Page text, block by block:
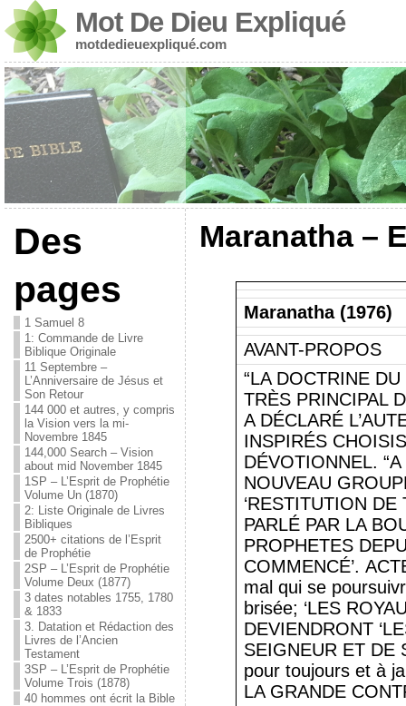
Mot De Dieu Expliqué
motdedieuexpliqué.com
Des
pages
1 Samuel 8
1: Commande de Livre
Biblique Originale
11 Septembre –
L’Anniversaire de Jésus et
Son Retour
144 000 et autres, y compris
la Vision vers la mi-
Novembre 1845
144,000 Search – Vision
about mid November 1845
1SP – L’Esprit de Prophétie
Volume Un (1870)
2: Liste Originale de Livres
Bibliques
2500+ citations de l’Esprit
de Prophétie
2SP – L’Esprit de Prophétie
Volume Deux (1877)
3 dates notables 1755, 1780
& 1833
3. Datation et Rédaction des
Livres de l’Ancien
Testament
3SP – L’Esprit de Prophétie
Volume Trois (1878)
40 hommes ont écrit la Bible
Maranatha –
Maranatha (1976)
AVANT-PROPOS
“LA DOCTRINE
TRÈS PRINCIPAL
A DÉCLARÉ
INSPIRÉS
DÉVOTIONNEL.
NOUVEAU
‘RESTITUTION
PARLÉ PAR LA
PROPHETES
COMMENCÉ’.
mal qui se
brisée; ‘LES
DEVIENDRONT
SEIGNEUR ET DE
pour toujours et à
LA GRANDE